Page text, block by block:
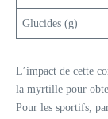
Glucides (g)
L’impact de cette
la myrtille pour
Pour les sportifs,